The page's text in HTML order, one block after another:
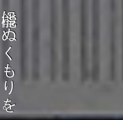
に
ぬ
く
も
り
を
。